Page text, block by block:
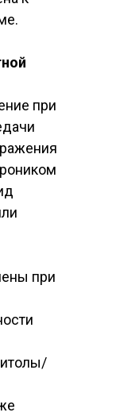
при
при